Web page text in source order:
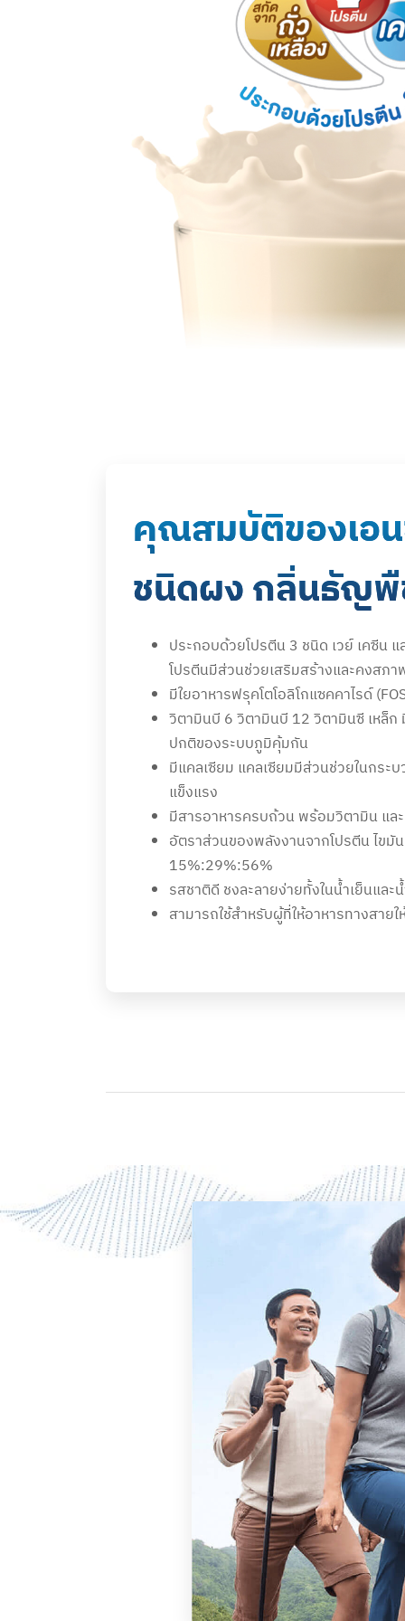
คุณสมบัติของเอ
ชนิดผง กลิ่นธัญ
ประกอบด้วยโปรตีน 3 ชนิด เวย์ เคซีน
โปรตีนมีส่วนช่วยเสริมสร้างและคงสภ
มีใยอาหารฟรุคโตโอลิโกแซคคาไรด์
วิตามินบี 6 วิตามินบี 12 วิตามินซี เหล็
ปกติของระบบภูมิคุ้มกัน
มีแคลเซียม แคลเซียมมีส่วนช่วยในกระ
แข็งแรง
มีสารอาหารครบถ้วน พร้อมวิตามิน แล
อัตราส่วนของพลังงานจากโปรตีน ไขมั
15%:29%:56%
รสชาติดี ชงละลายง่ายทั้งในน้ำเย็นและ
สามารถใช้สำหรับผู้ที่ให้อาหารทางสาย